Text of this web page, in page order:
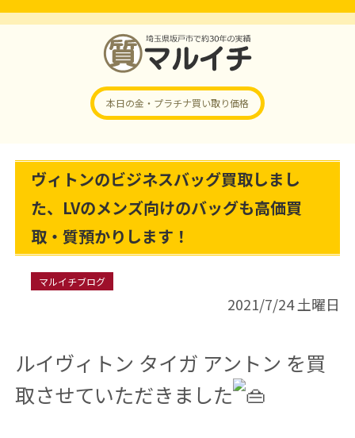
本日の金・プラチナ買い取り価格
ヴィトンのビジネスバッグ買取しまし
た、LVのメンズ向けのバッグも高価買
取・質預かりします！
マルイチブログ
2021/7/24 土曜日
ルイヴィトン タイガ アントン を買
取させていただきました